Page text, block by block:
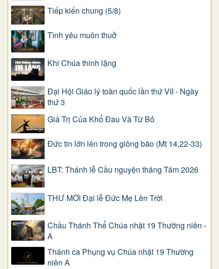
Tiếp kiến chung (5/8)
Tình yêu muôn thuở
Khi Chúa thinh lặng
Đại Hội Giáo lý toàn quốc lần thứ VII - Ngày
thứ 3
Giá Trị Của Khổ Ðau Và Từ Bỏ
Đức tin lớn lên trong giông bão (Mt 14,22-33)
LBT: Thánh lễ Cầu nguyện tháng Tám 2026
THƯ MỜI Đại lễ Đức Mẹ Lên Trời
Chầu Thánh Thể Chúa nhật 19 Thường niên -
A
Thánh ca Phụng vụ Chúa nhật 19 Thường
niên A